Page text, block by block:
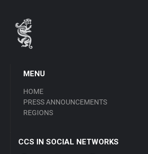
MENU
HOME
PRESS ANNOUNCEMENTS
REGIONS
CCS IN SOCIAL NETWORKS